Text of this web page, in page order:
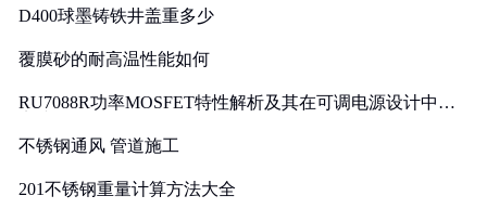
D400球墨铸铁井盖重多少
覆膜砂的耐高温性能如何
RU7088R功率MOSFET特性解析及其在可调电源设计中的
不锈钢通风 管道施工
201不锈钢重量计算方法大全